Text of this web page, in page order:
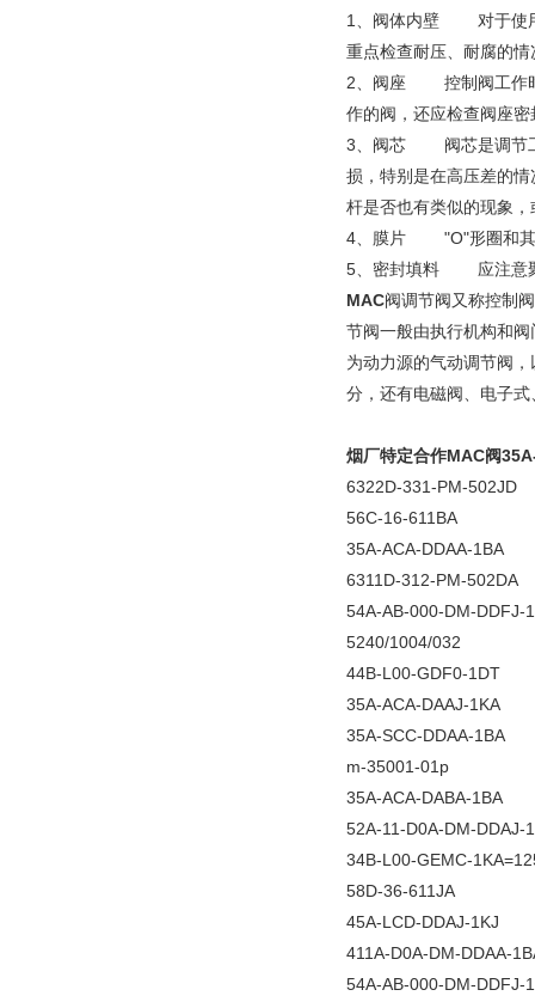
1、阀体内壁 对于使用
重点检查耐压、耐腐
2、阀座 控制阀工作时
作的阀，还应检查阀
3、阀芯 阀芯是调节工
损，特别是在高压差的
杆是否也有类似的现
4、膜片 "O"形圈和其
5、密封填料 应注意聚
MAC阀调节阀又称控制
节阀一般由执行机构和
为动力源的气动调节阀
分，还有电磁阀、电子
烟厂特定合作MAC阀
6322D-331-PM-502JD
56C-16-611BA
35A-ACA-DDAA-1BA
6311D-312-PM-502DA
54A-AB-000-DM-DDFJ-
5240/1004/032
44B-L00-GDF0-1DT
35A-ACA-DAAJ-1KA
35A-SCC-DDAA-1BA
m-35001-01p
35A-ACA-DABA-1BA
52A-11-D0A-DM-DDAJ-
34B-L00-GEMC-
58D-36-611JA
45A-LCD-DDAJ-1KJ
411A-D0A-DM-DDAA-
54A-AB-000-DM-DDFJ-